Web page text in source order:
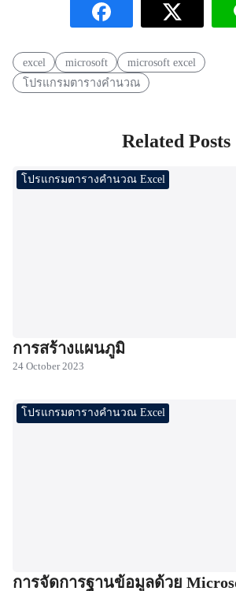
excel microsoft
microsoft excel
โปรแกรมตารางคำนวณ
Related Posts
โปรแกรมตารางคำนวณ Excel
การสร้างแผนภูมิ
24 October 2023
โปรแกรมตารางคำนวณ Excel
การจัดการฐานข้อมูลด้วย